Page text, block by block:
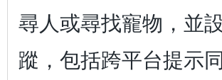
尋人或尋找寵物，並
蹤，包括跨平台提示